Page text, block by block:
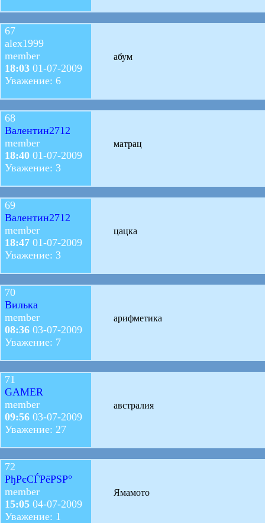
67
alex1999
member
18:03 01-07-2009
Уважение: 6
абум
68
Валентин2712
member
18:40 01-07-2009
Уважение: 3
матрац
69
Валентин2712
member
18:47 01-07-2009
Уважение: 3
цацка
70
Вилька
member
08:36 03-07-2009
Уважение: 7
арифметика
71
GAMER
member
09:56 03-07-2009
Уважение: 27
австралия
72
РђРєСЃРёРЅР°
member
15:05 04-07-2009
Уважение: 1
Ямамото